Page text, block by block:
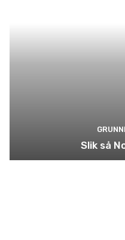
Slik så